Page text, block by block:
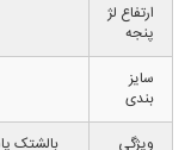
ارتفاع لژ
پنجه
سایز
بندی
ویژگی بالشتک